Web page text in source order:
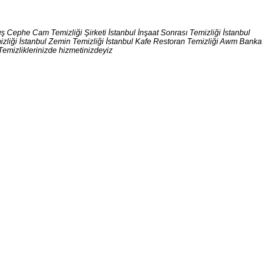
Cam Temizliği Şirketi İstanbul İnşaat Sonrası Temizliği İstanbul
İstanbul Zemin Temizliği İstanbul Kafe Restoran Temizliği Awm Banka
hizmetinizdeyiz